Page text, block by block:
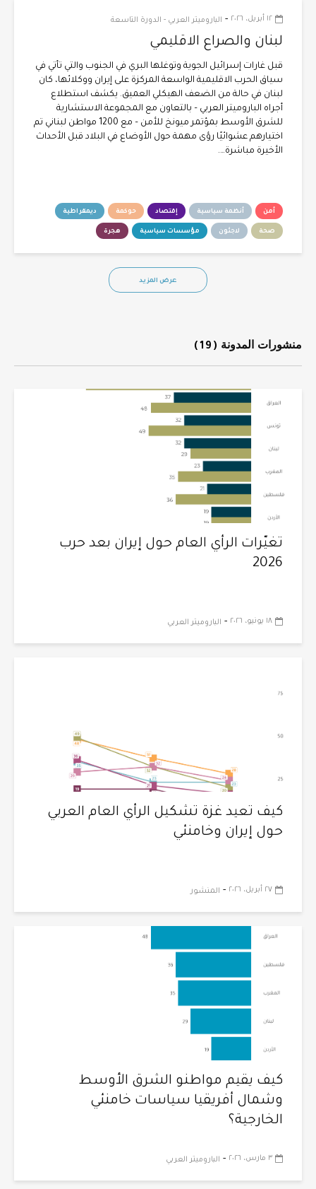
١٢ أبريل، ٢٠٢٦ - الباروميتر العربي - الدورة التاسعة
لبنان والصراع الاقليمي
قبل غارات إسرائيل الجوية وتوغلها البري في الجنوب والتي تأتي في
سياق الحرب الاقليمية الواسعة المركزة على إيران ووكلائها، كان
لبنان في حالة من الضعف الهيكلي العميق. يكشف استطلاع
أجراه الباروميتر العربي – بالتعاون مع المجموعة الاستشارية
للشرق الأوسط بمؤتمر ميونخ للأمن – مع 1200 مواطن لبناني تم
اختيارهم عشوائيًا رؤى مهمة حول الأوضاع في البلاد قبل الأحداث
الأخيرة مباشرة….
أمن أنظمة سياسية إقتصاد حوكمة ديمقراطية
صحة لاجئون مؤسسات سياسية هجرة
عرض المزيد
١٨ يونيو، ٢٠٢٦ - الباروميتر العربي
تغيّرات الرأي العام حول إيران بعد حرب
2026
٢٧ أبريل، ٢٠٢٦ - المنشور
كيف تعيد غزة تشكيل الرأي العام العربي
حول إيران وخامنئي
٣ مارس، ٢٠٢٦ - الباروميتر العربي
كيف يقيم مواطنو الشرق الأوسط
وشمال أفريقيا سياسات خامنئي
الخارجية؟
منشورات المدونة (19)